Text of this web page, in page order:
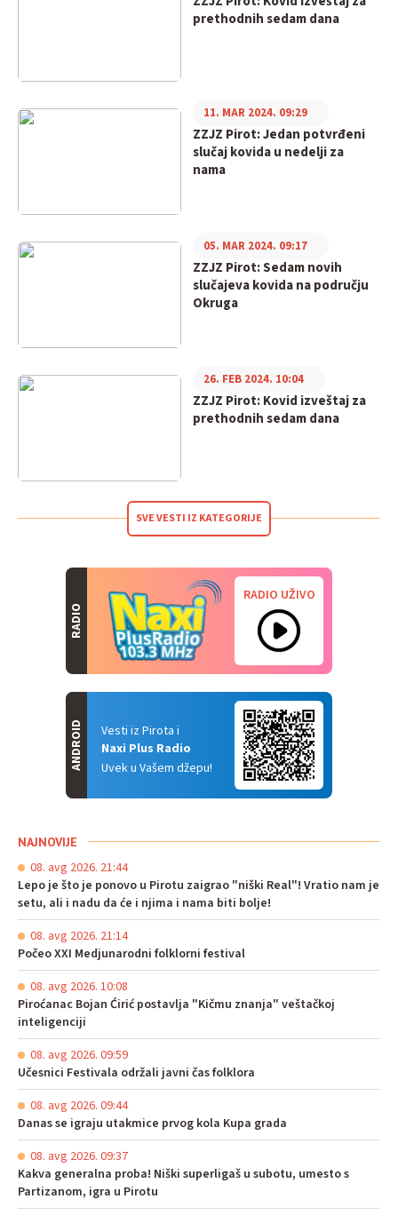
prethodnih sedam dana
ZZJZ Pirot: Jedan potvrđeni
slučaj kovida u nedelji za
nama
11. MAR 2024. 09:29
ZZJZ Pirot: Sedam novih
slučajeva kovida na području
Okruga
05. MAR 2024. 09:17
ZZJZ Pirot: Kovid izveštaj za
prethodnih sedam dana
26. FEB 2024. 10:04
SVE VESTI IZ KATEGORIJE
RADIO
RADIO UŽIVO
Vesti iz Pirota i
Naxi Plus Radio
Uvek u Vašem džepu!
ANDROID
NAJNOVIJE
08. avg 2026. 21:44
Lepo je što je ponovo u Pirotu zaigrao "niški Real"! Vratio nam je
setu, ali i nadu da će i njima i nama biti bolje!
08. avg 2026. 21:14
Počeo XXI Medjunarodni folklorni festival
08. avg 2026. 10:08
Piroćanac Bojan Ćirić postavlja "Kičmu znanja" veštačkoj
inteligenciji
08. avg 2026. 09:59
Učesnici Festivala održali javni čas folklora
08. avg 2026. 09:44
Danas se igraju utakmice prvog kola Kupa grada
08. avg 2026. 09:37
Kakva generalna proba! Niški superligaš u subotu, umesto s
Partizanom, igra u Pirotu